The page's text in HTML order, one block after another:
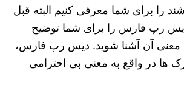
را برای شما معرفی کنیم البته قبل
دیس رپ فارس را برای شما توضیح
معنی آن آشنا شوید. دیس رپ فارس،
ها در واقع به معنی بی احترامی